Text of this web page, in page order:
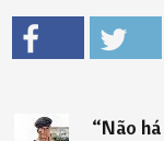
“Não